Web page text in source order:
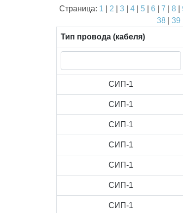
Страница: 1 2 3| 4| 5| 6 7 8|
38
39
Тип провода (кабеля)
СИП-1
СИП-1
СИП-1
СИП-1
СИП-1
СИП-1
СИП-1